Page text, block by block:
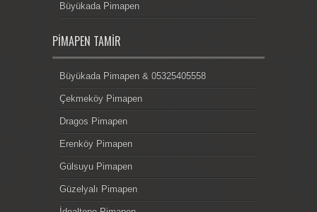
Büyükada Pimapen
PIMAPEN TAMIR
Büyükada Pimapen & 05325405558
Çekmeköy Pimapen
Dragos Pimapen
Erenköy Pimapen
Gülsuyu Pimapen
Güzelyalı Pimapen